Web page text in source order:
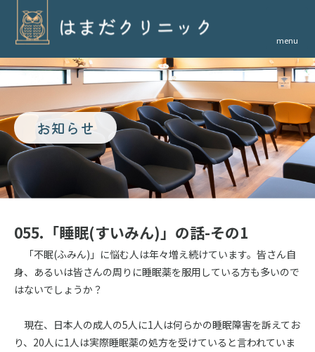
お知らせ
055.「睡眠(すいみん)」の話-その1
「不眠(ふみん)」に悩む人は年々増え続けています。皆さん自
身、あるいは皆さんの周りに睡眠薬を服用している方も多いので
はないでしょうか？
現在、日本人の成人の5人に1人は何らかの睡眠障害を訴えてお
り、20人に1人は実際睡眠薬の処方を受けていると言われていま
menu